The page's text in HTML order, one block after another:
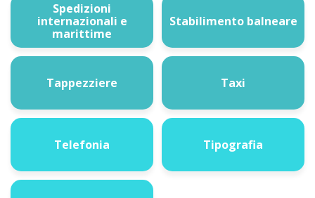
Spedizioni
internazionali e
marittime
Stabilimento balneare
Tappezziere Taxi
Telefonia Tipografia